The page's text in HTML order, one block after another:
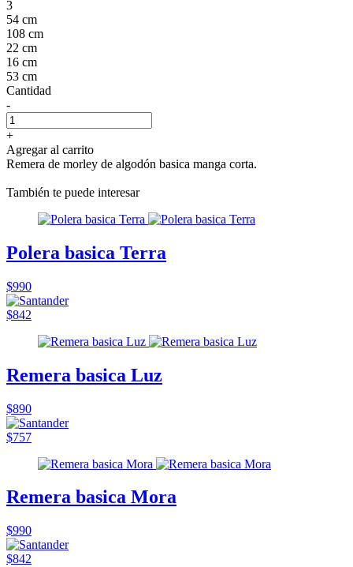
3
54 cm
108 cm
22 cm
16 cm
53 cm
Cantidad
-
+
Agregar al carrito
Remera de morley de algodón basica manga corta.
También te puede interesar
Polera basica Terra
$990
$842
Remera basica Luz
$890
$757
Remera basica Mora
$990
$842